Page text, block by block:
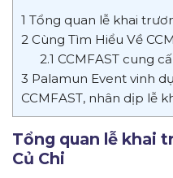
1 Tổng quan lễ khai
2 Cùng Tìm Hiểu Về
2.1 CCMFAST cung
3 Palamun Event vinh
CCMFAST, nhân dịp lễ
Tổng quan lễ khai
Củ Chi